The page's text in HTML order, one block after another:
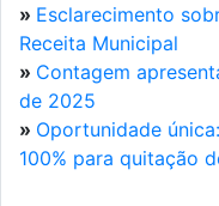
» Esclarecimento
Receita Municipal
» Contagem
de 2025
» Oportunidade
100% para quitação